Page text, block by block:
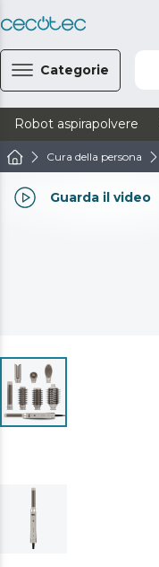
Categorie
Robot aspirapolvere
Cura della persona
Guarda il video